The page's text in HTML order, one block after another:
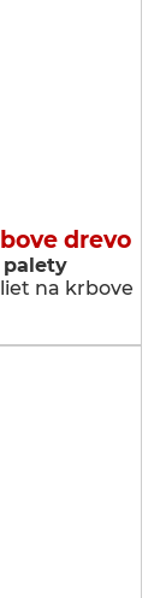
drevo
palety
na krbove